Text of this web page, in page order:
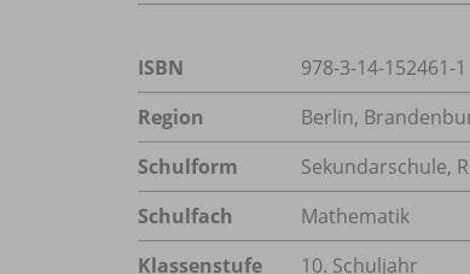
ISBN
978-3-14-152461-1
Region
Berlin,
Schulform
Sekundarschule,
Schulfach
Mathematik
Klassenstufe
10. Schuljahr